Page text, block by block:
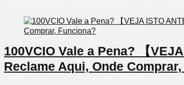
100VCIO Vale a Pena? 【
Reclame Aqui, Onde